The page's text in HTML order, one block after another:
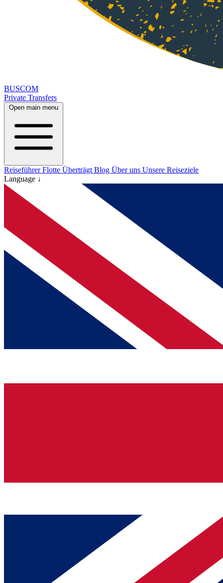
BUSCOM
Private Transfers
Open main menu
ReiseführerFlotte Überträgt Blog Über uns Unsere Reiseziele
Language ↓